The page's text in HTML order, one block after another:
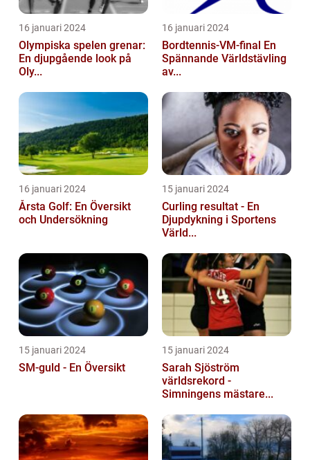
16 januari 2024
Olympiska spelen grenar:
En djupgående look på
Oly...
16 januari 2024
Bordtennis-VM-final En
Spännande Världstävling
av...
16 januari 2024
Årsta Golf: En Översikt
och Undersökning
15 januari 2024
Curling resultat - En
Djupdykning i Sportens
Värld...
15 januari 2024
SM-guld - En Översikt
15 januari 2024
Sarah Sjöström
världsrekord -
Simningens mästare...